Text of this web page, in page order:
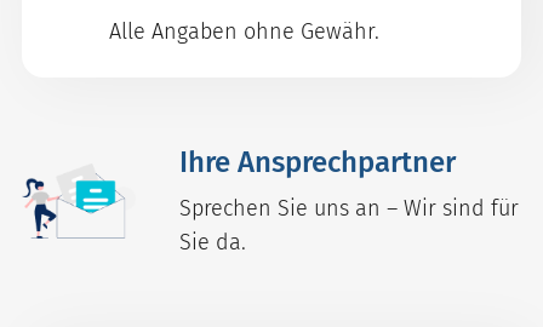
Alle Angaben ohne Gewähr.
Ihre Ansprechpartner
Sprechen Sie uns an – Wir sind für
Sie da.